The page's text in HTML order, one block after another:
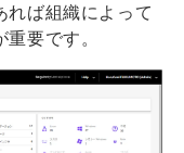
れば組織によって
要です。